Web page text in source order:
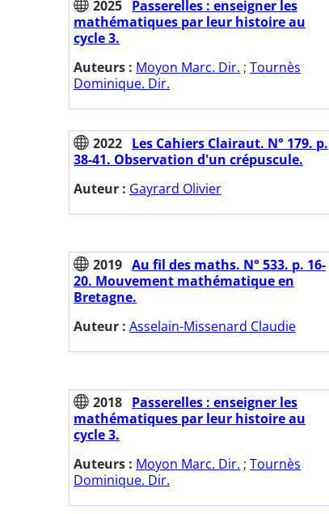
2025 Passerelles : enseigner les
mathématiques par leur histoire au
cycle 3.
Auteurs : Moyon Marc. Dir. ; Tournès
Dominique. Dir.
2022 Les Cahiers Clairaut. N° 179. p.
38-41. Observation d'un crépuscule.
Auteur : Gayrard Olivier
2019 Au fil des maths. N° 533. p. 16-
20. Mouvement mathématique en
Bretagne.
Auteur : Asselain-Missenard Claudie
2018 Passerelles : enseigner les
mathématiques par leur histoire au
cycle 3.
Auteurs : Moyon Marc. Dir. ; Tournès
Dominique. Dir.